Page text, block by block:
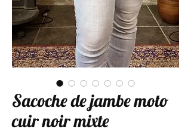
Sacoche de jambe moto
cuir noir mixte